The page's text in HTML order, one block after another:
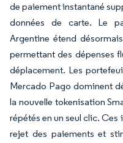
de paiement instantané
données de carte. Le
Argentine étend
permettant des dépenses
déplacement. Les
Mercado Pago dominent
la nouvelle tokenisation
répétés en un seul clic.
rejet des paiements et